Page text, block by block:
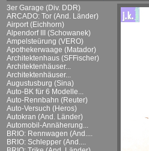
3er Garage (Div. DDR)
ARCADO: Tor (And. Länder)
Airport (Eichhorn)
Alpendorf III (Schowanek)
Ampelsteürung (VERO)
Apothekerwaage (Matador)
Architektenhaus (SFFischer)
Architektenhäuser...
Architektenhäuser...
Augustusburg (Sina)
Auto-BK für 6 Modelle...
Auto-Rennbahn (Reuter)
Auto-Versuch (Heros)
Autokran (And. Länder)
Automobil-Annäherung...
BRIO: Rennwagen (And....
BRIO: Schlepper (And....